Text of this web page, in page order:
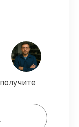
–
без
– все
с